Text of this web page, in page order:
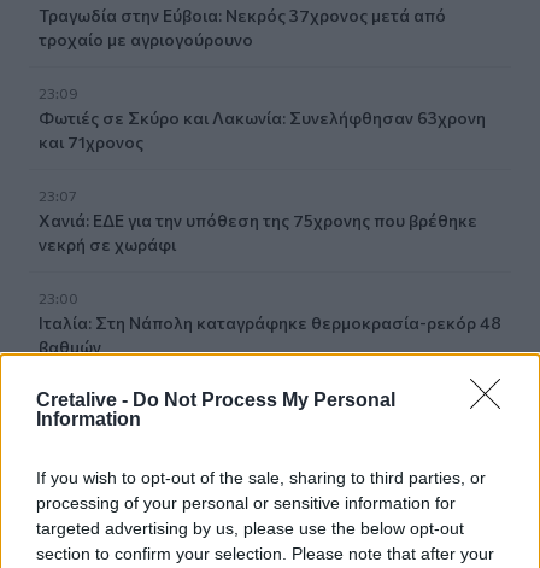
Cretalive - Do Not Process My Personal
Information
If you wish to opt-out of the sale, sharing to third parties, or
processing of your personal or sensitive information for
targeted advertising by us, please use the below opt-out
section to confirm your selection. Please note that after your
Τραγωδία στην Εύβοια: Νεκρός 37χρονος μετά από
τροχαίο με αγριογούρουνο
23:09
Φωτιές σε Σκύρο και Λακωνία: Συνελήφθησαν 63χρονη
και 71χρονος
23:07
Χανιά: ΕΔΕ για την υπόθεση της 75χρονης που βρέθηκε
νεκρή σε χωράφι
23:00
Ιταλία: Στη Νάπολη καταγράφηκε θερμοκρασία-ρεκόρ 48
βαθμών
22:32
Υπόθεση Marfin: Έφθασε στην Ελλάδα η 46χρονη
22:30
Αυτές είναι οι πιο επικίνδυνες εβδομάδες για μεγάλες
πυρκαγιές